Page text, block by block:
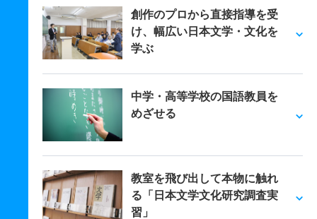
創作のプロから直接指導を受
け、幅広い日本文学・文化を
学ぶ
中学・高等学校の国語教員を
めざせる
教室を飛び出して本物に触れ
る「日本文学文化研究調査実
習」